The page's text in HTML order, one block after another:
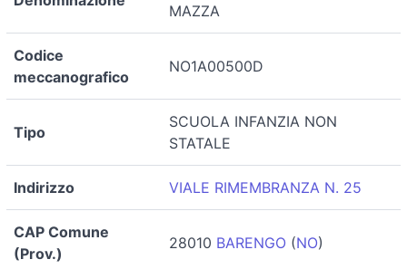
MAZZA
Codice
meccanografico
NO1A00500D
Tipo
SCUOLA INFANZIA NON
STATALE
Indirizzo VIALE RIMEMBRANZA N. 25
CAP Comune
(Prov.)
28010 BARENGO (NO)